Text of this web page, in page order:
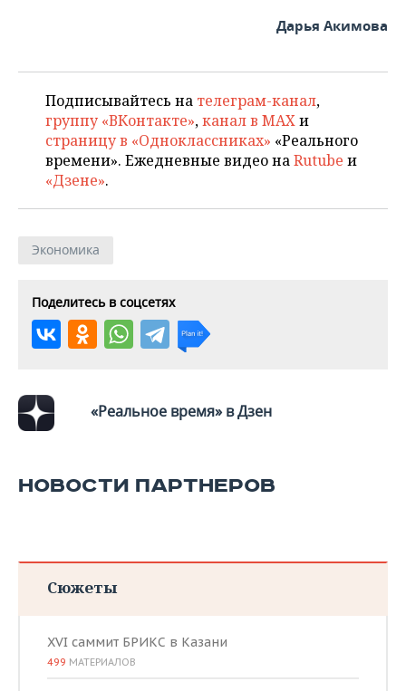
Дарья Акимова
Подписывайтесь на телеграм-канал,
группу «ВКонтакте»,канал в MAXи
страницу в «Одноклассниках» «Реального
времени». Ежедневные видео наRutube и
«Дзене».
Экономика
Поделитесь в соцсетях
«Реальное время» в Дзен
НОВОСТИ ПАРТНЕРОВ
Сюжеты
XVI саммит БРИКС в Казани
499 МАТЕРИАЛОВ